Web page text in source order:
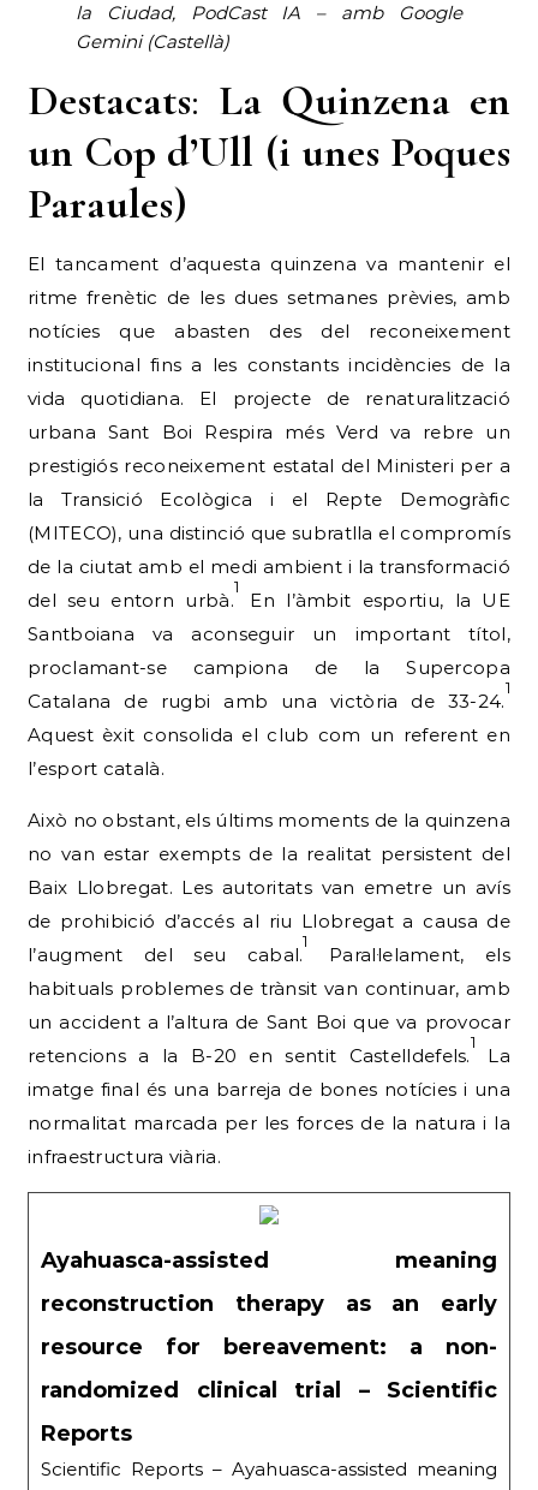
la Ciudad, PodCast IA – amb Google
Gemini (Castellà)
Destacats: La Quinzena en
un Cop d’Ull (i unes Poques
Paraules)
El tancament d’aquesta quinzena va mantenir el
ritme frenètic de les dues setmanes prèvies, amb
notícies que abasten des del reconeixement
institucional fins a les constants incidències de la
vida quotidiana. El projecte de renaturalització
urbana Sant Boi Respira més Verd va rebre un
prestigiós reconeixement estatal del Ministeri per a
la Transició Ecològica i el Repte Demogràfic
(MITECO), una distinció que subratlla el compromís
de la ciutat amb el medi ambient i la transformació
del seu entorn urbà.
1
En l’àmbit esportiu, la UE
Santboiana va aconseguir un important títol,
proclamant-se campiona de la Supercopa
Catalana de rugbi amb una victòria de 33-24.
1
Aquest èxit consolida el club com un referent en
l’esport català.
Això no obstant, els últims moments de la quinzena
no van estar exempts de la realitat persistent del
Baix Llobregat. Les autoritats van emetre un avís
de prohibició d’accés al riu Llobregat a causa de
l’augment del seu cabal.
1
Paral·lelament, els
habituals problemes de trànsit van continuar, amb
un accident a l’altura de Sant Boi que va provocar
retencions a la B-20 en sentit Castelldefels.
1
La
imatge final és una barreja de bones notícies i una
normalitat marcada per les forces de la natura i la
infraestructura viària.
Ayahuasca-assisted meaning
reconstruction therapy as an early
resource for bereavement: a non-
randomized clinical trial – Scientific
Reports
Scientific Reports – Ayahuasca-assisted meaning